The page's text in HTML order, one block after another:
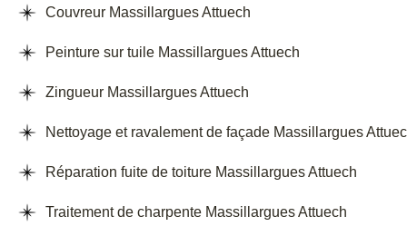
Couvreur Massillargues Attuech
Peinture sur tuile Massillargues Attuech
Zingueur Massillargues Attuech
Nettoyage et ravalement de façade Massillargues
Réparation fuite de toiture Massillargues Attuech
Traitement de charpente Massillargues Attuech